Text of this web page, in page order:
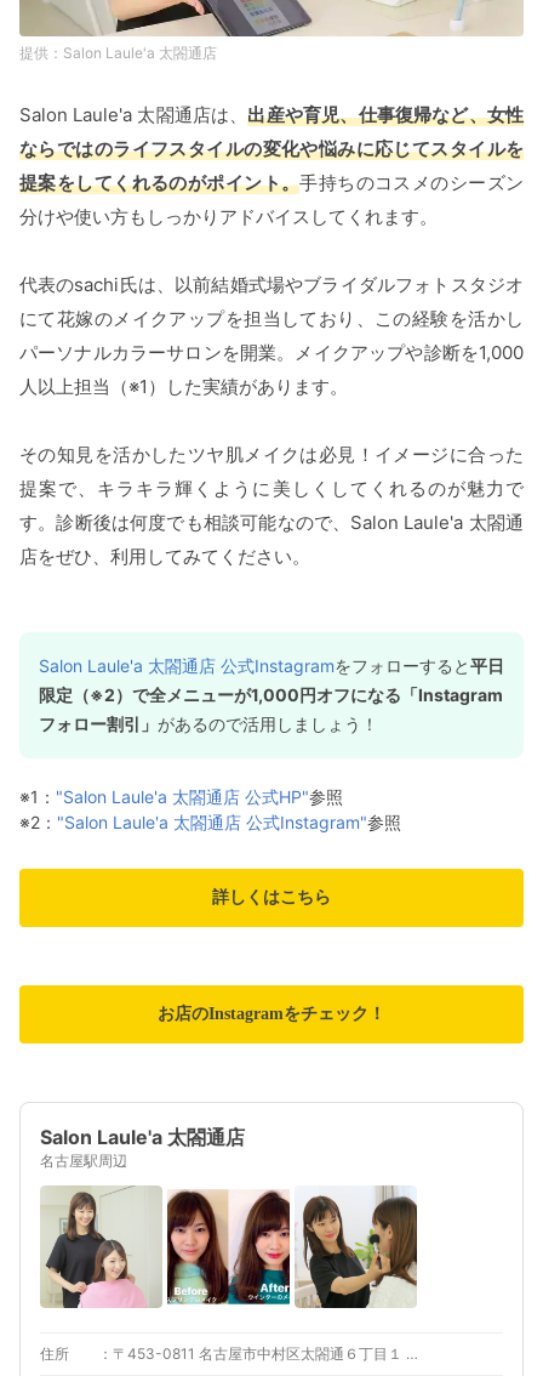
Salon Laule'a 太閤通店
Salon Laule'a 太閤通店は、出産や育児、仕事復帰など、女性
ならではのライフスタイルの変化や悩みに応じてスタイルを
提案をしてくれるのがポイント。手持ちのコスメのシーズン
分けや使い方もしっかりアドバイスしてくれます。
代表のsachi氏は、以前結婚式場やブライダルフォトスタジオ
にて花嫁のメイクアップを担当しており、この経験を活かし
パーソナルカラーサロンを開業。メイクアップや診断を1,000
人以上担当（※1）した実績があります。
その知見を活かしたツヤ肌メイクは必見！イメージに合った
提案で、キラキラ輝くように美しくしてくれるのが魅力で
す。診断後は何度でも相談可能なので、Salon Laule'a 太閤通
店をぜひ、利用してみてください。
Salon Laule'a 太閤通店 公式Instagramをフォローすると平日
限定（※2）で全メニューが1,000円オフになる「Instagram
フォロー割引」 があるので活用しましょう！
※1： "Salon Laule'a 太閤通店 公式HP"参照
※2： "Salon Laule'a 太閤通店 公式Instagram"参照
詳しくはこちら
お店のInstagramをチェック！
Salon Laule'a 太閤通店
名古屋駅周辺
住所 〒453-0811 名古屋市中村区太閤通６丁目１ ツヅキビル 4D